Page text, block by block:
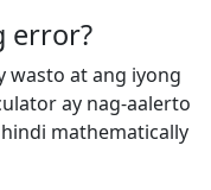
error?
wasto at ang iyong
ay nag-aalerto
mathematically